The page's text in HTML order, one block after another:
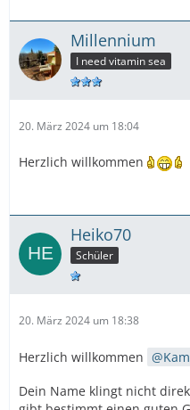
Millennium
I need vitamin sea
20. März 2024 um 18:04
Herzlich willkommen
Heiko70
Schüler
20. März 2024 um 18:38
Herzlich willkommen
Dein Name klingt nicht